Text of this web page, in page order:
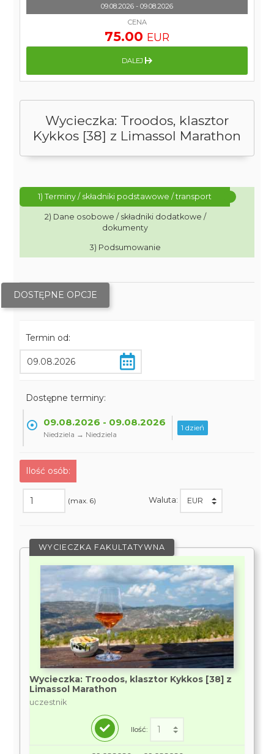
Wycieczka: Troodos, klasztor
Kykkos [38] z Limassol Marathon
1) Terminy / składniki podstawowe / transport
2) Dane osobowe / składniki dodatkowe /
dokumenty
3) Podsumowanie
DOSTĘPNE OPCJE
Termin od:
Dostępne terminy:
09.08.2026 - 09.08.2026
Niedziela → Niedziela
1 dzień
Ilość osób:
(max. 6) Waluta:
WYCIECZKA FAKULTATYWNA
Wycieczka: Troodos, klasztor Kykkos [38] z
Limassol Marathon
uczestnik
Ilość:
09.08.2026 - 09.08.2026
CENA
75.00 EUR
DALEJ